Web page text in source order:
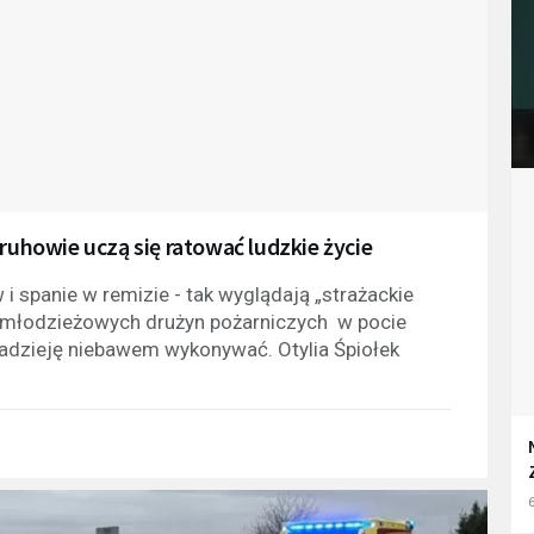
uczą się ratować ludzkie życie
spanie w remizie - tak wyglądają „strażackie
drużyn pożarniczych w pocie
niebawem wykonywać. Otylia Śpiołek